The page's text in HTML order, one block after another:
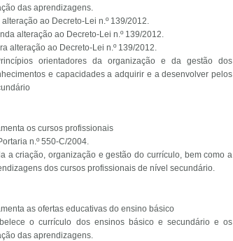
das aprendizagens.
ao Decreto-Lei n.º 139/2012.
alteração ao Decreto-Lei n.º 139/2012.
alteração ao Decreto-Lei n.º 139/2012.
orientadores da organização e da gestão dos
e capacidades a adquirir e a desenvolver pelos
os cursos profissionais
n.º 550-C/2004.
a criação, organização e gestão do currículo, bem como a
dos cursos profissionais de nível secundário.
as ofertas educativas do ensino básico
o currículo dos ensinos básico e secundário e os
das aprendizagens.